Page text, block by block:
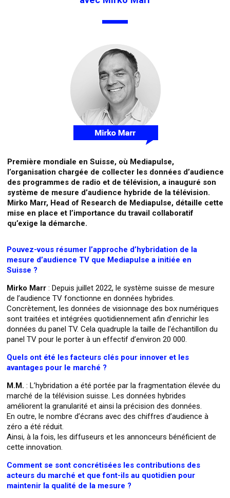
Première mondiale en Suisse, où Mediapulse,
l’organisation chargée de collecter les données d’audience
des programmes de radio et de télévision, a inauguré son
système de mesure d’audience hybride de la télévision.
Mirko Marr, Head of Research de Mediapulse, détaille cette
mise en place et l’importance du travail collaboratif
qu’exige la démarche.
Pouvez-vous résumer l’approche d’hybridation de la
mesure d’audience TV que Mediapulse a initiée en
Suisse ?
Mirko Marr : Depuis juillet 2022, le système suisse de mesure
de l’audience TV fonctionne en données hybrides.
Concrètement, les données de visionnage des box numériques
sont traitées et intégrées quotidiennement afin d’enrichir les
données du panel TV. Cela quadruple la taille de l'échantillon du
panel TV pour le porter à un effectif d’environ 20 000.
Quels ont été les facteurs clés pour innover et les
avantages pour le marché ?
M.M. : L’hybridation a été portée par la fragmentation élevée du
marché de la télévision suisse. Les données hybrides
améliorent la granularité et ainsi la précision des données.
En outre, le nombre d’écrans avec des chiffres d’audience à
zéro a été réduit.
Ainsi, à la fois, les diffuseurs et les annonceurs bénéficient de
cette innovation.
Comment se sont concrétisées les contributions des
acteurs du marché et que font-ils au quotidien pour
maintenir la qualité de la mesure ?